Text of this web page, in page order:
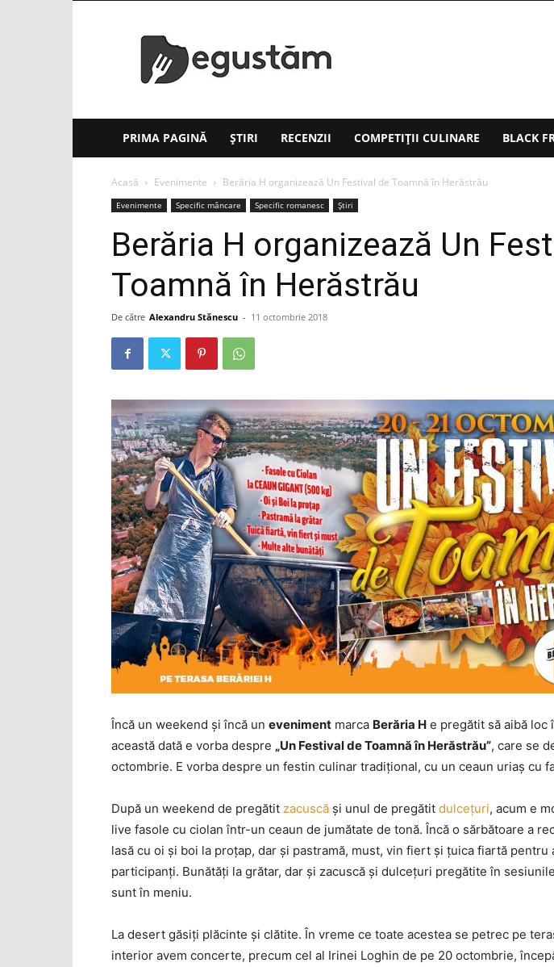
Degustăm(.ro)
PRIMA PAGINĂ ȘTIRI RECENZII COMPETIȚII CULINARE BLACK
Acasă Evenimente Berăria H organizează Un Festival de Toamnă în Herăstrău
Evenimente Specific mâncare Specific romanesc Știri
Berăria H organizează Un
Toamnă în Herăstrău
De către Alexandru Stănescu - 11 octombrie 2018
Încă un weekend şi încă un eveniment marca Berăria H e pregătit să aibă loc
această dată e vorba despre „Un Festival de Toamnă în Herăstrău”, care se
octombrie. E vorba despre un festin culinar tradiţional, cu un ceaun uriaş cu
După un weekend de pregătit zacuscă şi unul de pregătit dulceţuri, acum e
live fasole cu ciolan într-un ceaun de jumătate de tonă. Încă o sărbătoare a
lasă cu oi şi boi la proţap, dar şi pastramă, must, vin fiert şi ţuica fiartă pentru
participanţi. Bunătăţi la grătar, dar şi zacuscă şi dulceţuri pregătite în
sunt în meniu.
La desert găsiţi plăcinte şi clătite. În vreme ce toate acestea se petrec pe
interior avem concerte, precum cel al Irinei Loghin de pe 20 octombrie,